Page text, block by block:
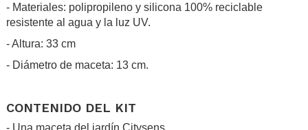
- Materiales: polipropileno y silicona 100% reciclable
resistente al agua y la luz UV.
- Altura: 33 cm
- Diámetro de maceta: 13 cm.
CONTENIDO DEL KIT
- Una maceta del jardín Citysens.